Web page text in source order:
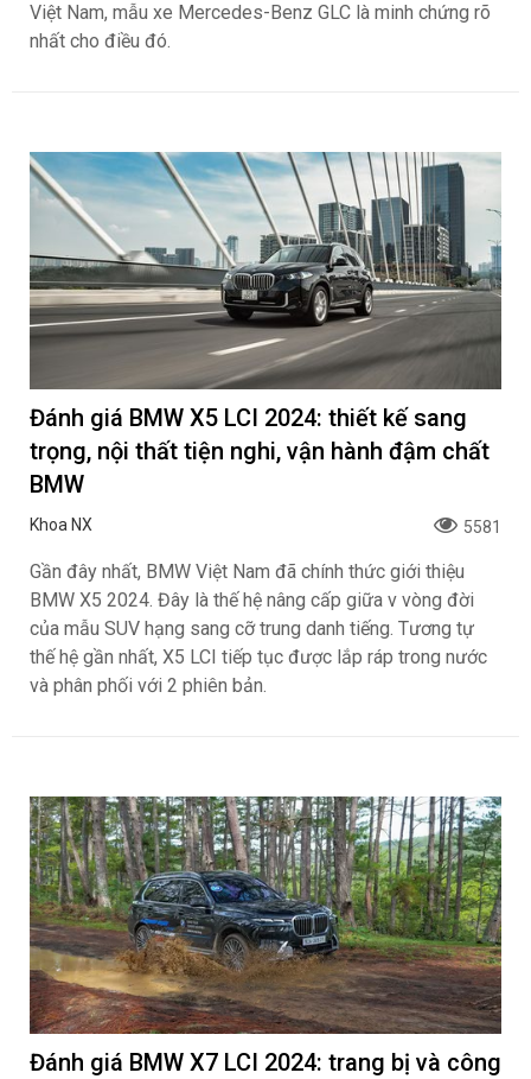
Việt Nam, mẫu xe Mercedes-Benz GLC là minh chứng rõ
nhất cho điều đó.
Đánh giá BMW X5 LCI 2024: thiết kế sang
trọng, nội thất tiện nghi, vận hành đậm chất
BMW
Khoa NX 5581
Gần đây nhất, BMW Việt Nam đã chính thức giới thiệu
BMW X5 2024. Đây là thế hệ nâng cấp giữa v vòng đời
của mẫu SUV hạng sang cỡ trung danh tiếng. Tương tự
thế hệ gần nhất, X5 LCI tiếp tục được lắp ráp trong nước
và phân phối với 2 phiên bản.
Đánh giá BMW X7 LCI 2024: trang bị và công